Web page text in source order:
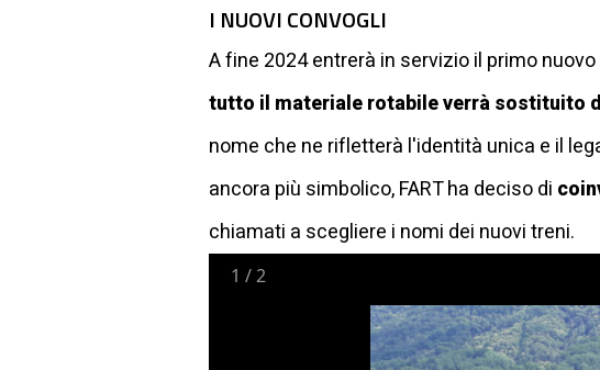
I NUOVI CONVOGLI
A fine 2024 entrerà in servizio il primo
tutto il materiale rotabile verrà sostituito
nome che ne rifletterà l'identità unica e il
ancora più simbolico, FART ha deciso di
chiamati a scegliere i nomi dei nuovi treni.
1 /2